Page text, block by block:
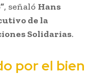
, señaló Hans
de la
Solidarias.
por el bien